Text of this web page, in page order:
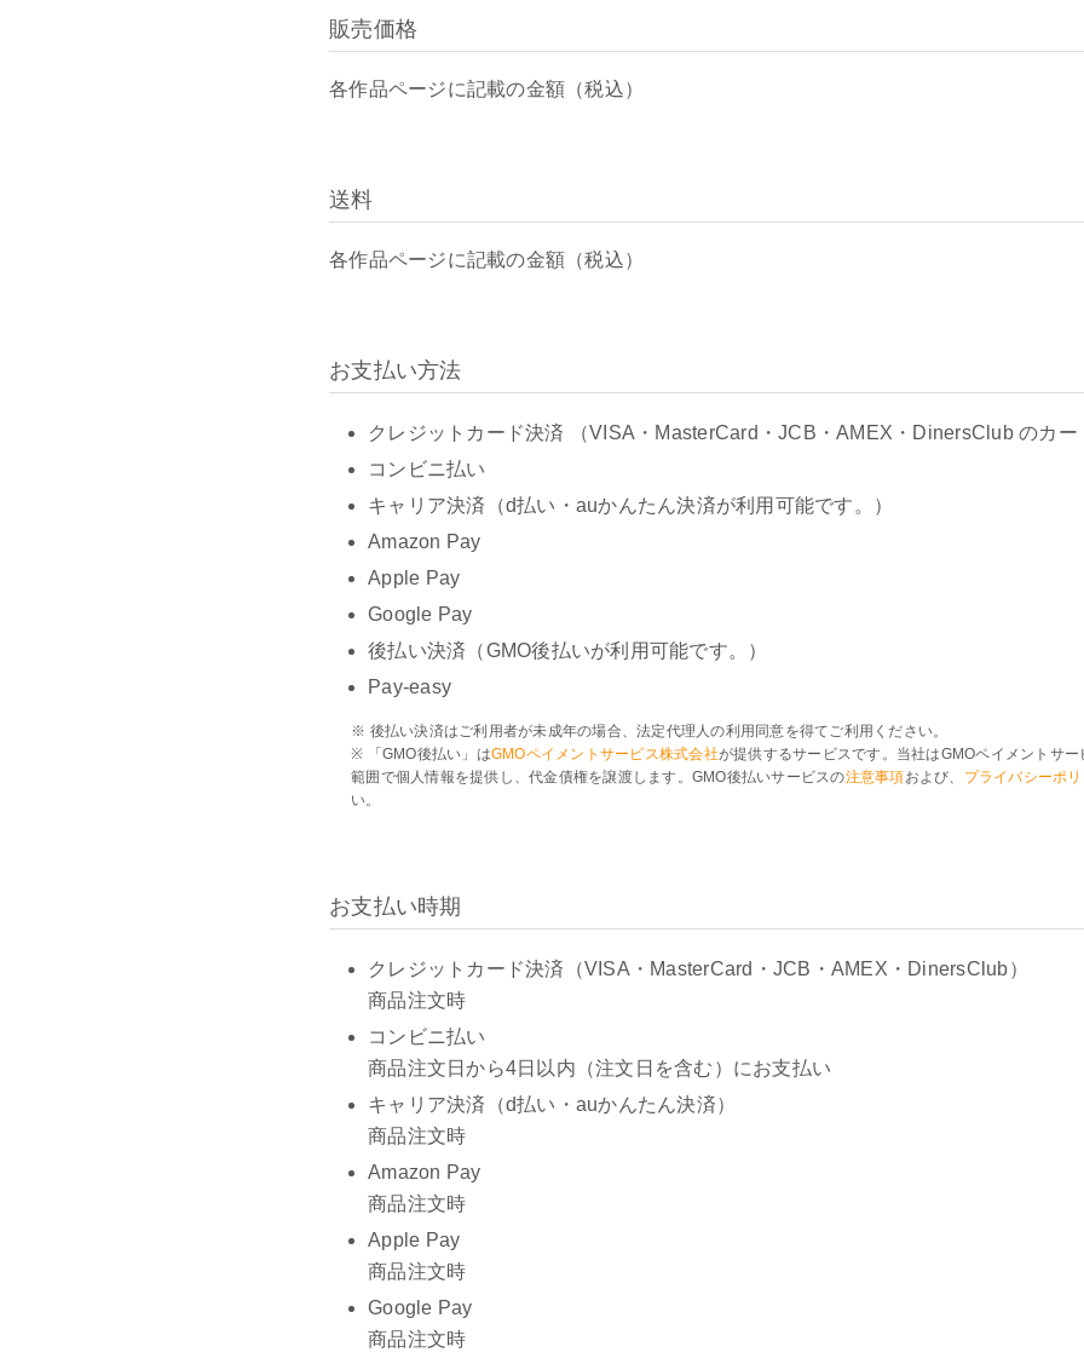
販売価格
各作品ページに記載の金額（税込）
送料
各作品ページに記載の金額（税込）
お支払い方法
クレジットカード決済 （VISA・MasterCard・JCB・AMEX・DinersClub のカー
コンビニ払い
キャリア決済（d払い・auかんたん決済が利用可能です。）
Amazon Pay
Apple Pay
Google Pay
後払い決済（GMO後払いが利用可能です。）
Pay-easy
※ 後払い決済はご利用者が未成年の場合、法定代理人の利用同意を得てご利用ください。
※ 「GMO後払い」はGMOペイメントサービス株式会社が提供するサービスです。当社はGMOペイメントサ
範囲で個人情報を提供し、代金債権を譲渡します。GMO後払いサービスの注意事項および、 プライバシーポ
い。
お支払い時期
クレジットカード決済（VISA・MasterCard・JCB・AMEX・DinersClub）
商品注文時
コンビニ払い
商品注文日から4日以内（注文日を含む）にお支払い
キャリア決済（d払い・auかんたん決済）
商品注文時
Amazon Pay
商品注文時
Apple Pay
商品注文時
Google Pay
商品注文時